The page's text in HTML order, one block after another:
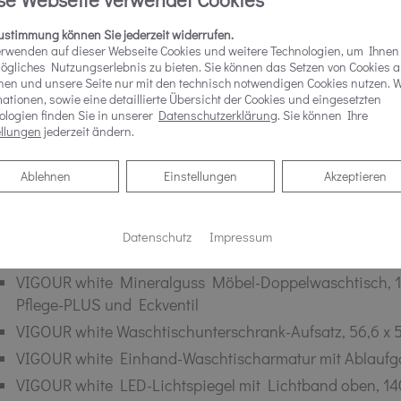
VIGOUR vogue Duschsystem Thermostat mit LED-
Design-Brauseschlauch verchromt und VIGOUR
Handbrause, 12 cm
VIGOUR individual 4.0 Wandbrausehalter eckig,
VIGOUR individual 5.0 Pendeltür mit vogue
PflegePLUS chrom inkl. Aufmaß und Montage
ANLAGE
VIGOUR white Mineralguss Möbel-Doppelwaschtisch,
Pflege-PLUS und Eckventil
VIGOUR white Waschtischunterschrank-Aufsatz, 56,6 x
VIGOUR white Einhand-Waschtischarmatur mit
VIGOUR white LED-Lichtspiegel mit Lichtband oben,
können Sie jederzeit widerrufen.
auf dieser Webseite Cookies und weitere Technologien, um
Nutzungserlebnis zu bieten. Sie können das Setzen von Cookies
und unsere Seite nur mit den technisch notwendigen Cookies nutzen.
sowie eine detaillierte Übersicht der Cookies und eingesetzten
finden Sie in unserer Datenschutzerklärung. Sie können Ihre
jederzeit ändern.
Akzeptieren
Einstellungen
Ablehnen
Ablehnen
Datenschutz Impressum